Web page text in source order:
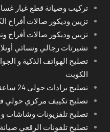
تركيب وصيانة قطع غيار
تزيين وديكور صالات أفراح
تزيين وديكور صالات أفراح
تشيرتات رجالي ونسائي
تصليح الهواتف الذكية و
الكويت
تصليح برادات حولي 24 ساعة فني تصليح برادات باكستاني
تصليح تكييف مركزي حولي
تصليح تلفزيونات وشاشات
تصليح تلفونات الرقعي